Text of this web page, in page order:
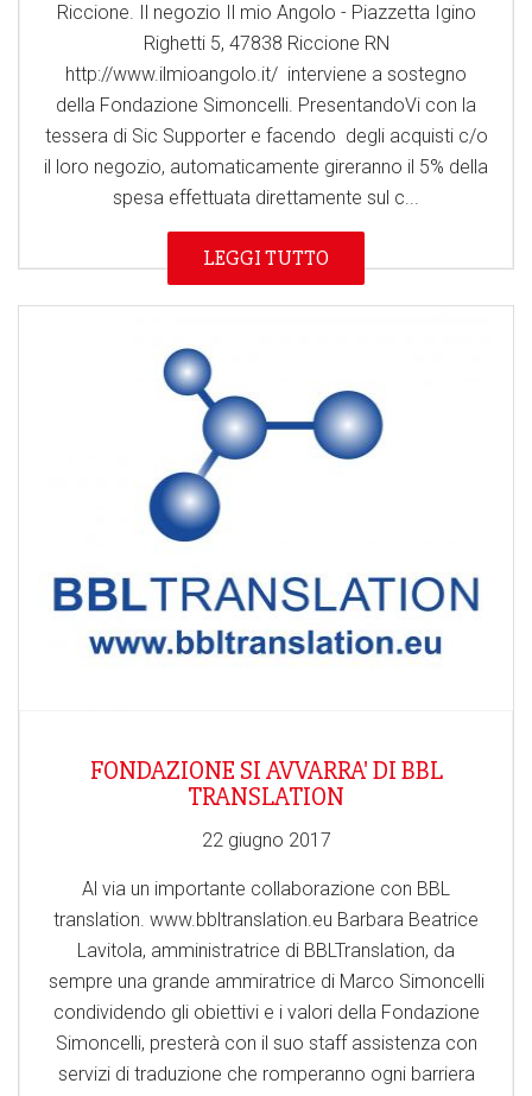
Riccione. Il negozio Il mio Angolo - Piazzetta Igino
Righetti 5, 47838 Riccione RN
http://www.ilmioangolo.it/ interviene a sostegno
della Fondazione Simoncelli. PresentandoVi con la
tessera di Sic Supporter e facendo degli acquisti c/o
il loro negozio, automaticamente gireranno il 5% della
spesa effettuata direttamente sul c...
LEGGI TUTTO
FONDAZIONE SI AVVARRA' DI BBL
TRANSLATION
22 giugno 2017
Al via un importante collaborazione con BBL
translation. www.bbltranslation.eu Barbara Beatrice
Lavitola, amministratrice di BBLTranslation, da
sempre una grande ammiratrice di Marco Simoncelli
condividendo gli obiettivi e i valori della Fondazione
Simoncelli, presterà con il suo staff assistenza con
servizi di traduzione che romperanno ogni barriera